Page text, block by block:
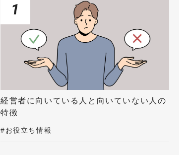
1
経営者に向いている人と向いていない人の
特徴
#お役立ち情報